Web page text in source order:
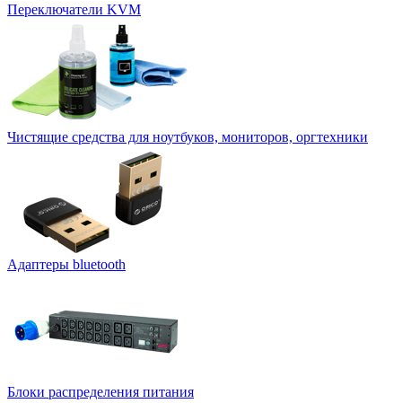
Переключатели KVM
Чистящие средства для ноутбуков, мониторов, оргтехники
Адаптеры bluetooth
Блоки распределения питания